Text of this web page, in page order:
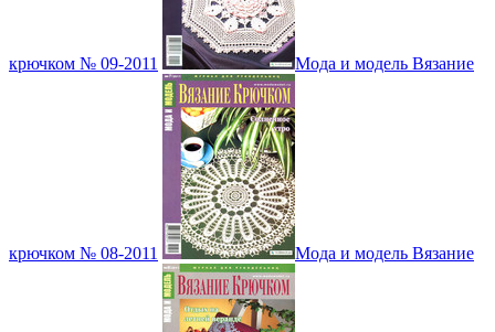
крючком № 09-2011 Мода и модель Вязание
крючком № 08-2011 Мода и модель Вязание